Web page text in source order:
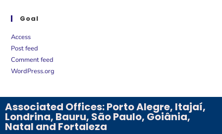
Goal
Access
Post feed
Comment feed
WordPress.org
Associated Offices: Porto Alegre, Itajaí,
Londrina, Bauru, São Paulo, Goiânia,
Natal and Fortaleza